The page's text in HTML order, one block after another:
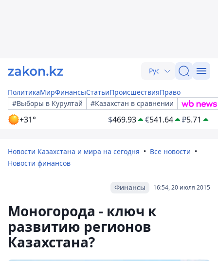
Рус
ПолитикаМирФинансыСтатьиПроисшествияПраво
#Выборы в Курултай
#Казахстан в сравнении
+31° $469.93 €541.64 ₽5.71
Новости Казахстана и мира на сегодня
Все новости
Новости финансов
16:54, 20 июля 2015
Финансы
Моногорода - ключ к
развитию регионов
Казахстана?